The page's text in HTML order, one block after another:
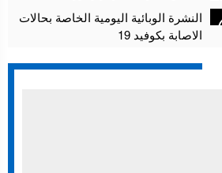
النشرة الوبائية اليومية الخاصة بحالات
الاصابة بكوفيد 19